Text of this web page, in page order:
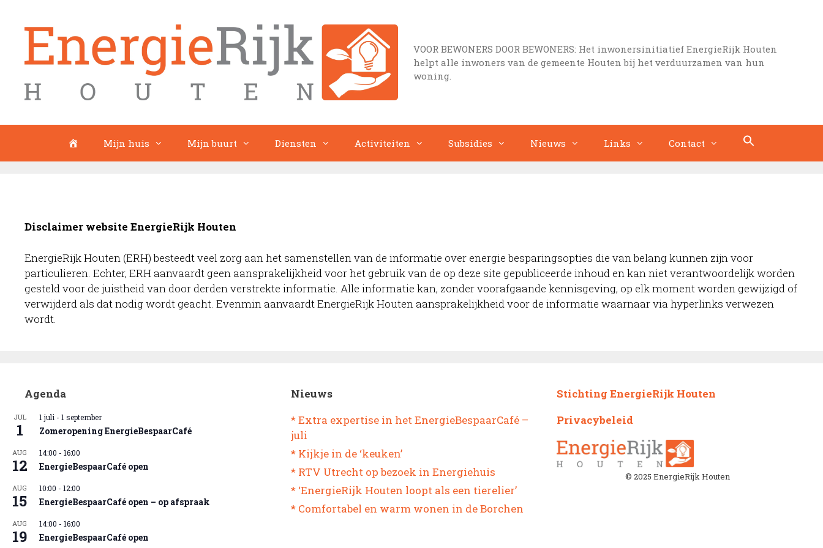
VOOR BEWONERS DOOR BEWONERS: Het inwonersinitiatief EnergieRijk Houten
helpt alle inwoners van de gemeente Houten bij het verduurzamen van hun
woning.
HomeMijn huis Mijn buurt Diensten Activiteiten Subsidies Nieuws Links Contact
Disclaimer website EnergieRijk Houten
EnergieRijk Houten (ERH) besteedt veel zorg aan het samenstellen van de informatie over energie besparingsopties die van belang kunnen zijn voor
particulieren. Echter, ERH aanvaardt geen aansprakelijkheid voor het gebruik van de op deze site gepubliceerde inhoud en kan niet verantwoordelijk worden
gesteld voor de juistheid van door derden verstrekte informatie. Alle informatie kan, zonder voorafgaande kennisgeving, op elk moment worden gewijzigd of
verwijderd als dat nodig wordt geacht. Evenmin aanvaardt EnergieRijk Houten aansprakelijkheid voor de informatie waarnaar via hyperlinks verwezen
wordt.
Agenda
JUL
1
1 juli - 1 september
Zomeropening EnergieBespaarCafé
AUG
12
14:00 - 16:00
EnergieBespaarCafé open
AUG
15
10:00 - 12:00
EnergieBespaarCafé open – op afspraak
AUG
19
14:00 - 16:00
EnergieBespaarCafé open
Nieuws
* Extra expertise in het EnergieBespaarCafé –
juli
* Kijkje in de ‘keuken’
* RTV Utrecht op bezoek in Energiehuis
* ‘EnergieRijk Houten loopt als een tierelier’
* Comfortabel en warm wonen in de Borchen
Stichting EnergieRijk Houten
Privacybeleid
© 2025 EnergieRijk Houten